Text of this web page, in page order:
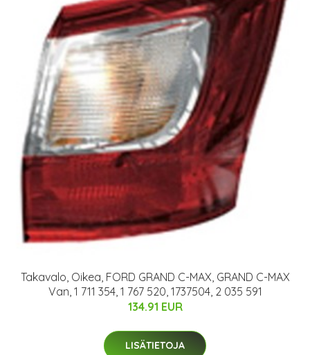
Takavalo, Oikea, FORD GRAND C-MAX, GRAND C-MAX
Van, 1 711 354, 1 767 520, 1737504, 2 035 591
134.91 EUR
LISÄTIETOJA